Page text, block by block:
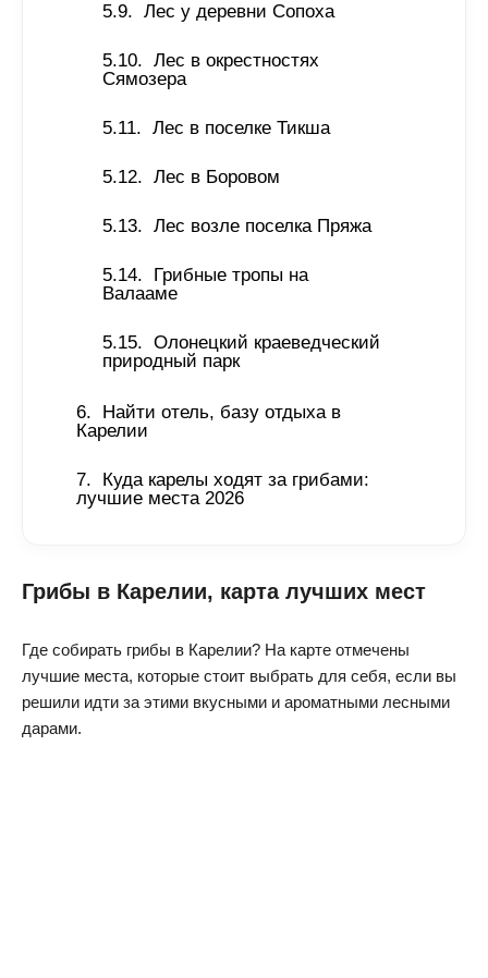
Лес у деревни Сопоха
Лес в окрестностях
Сямозера
Лес в поселке Тикша
Лес в Боровом
Лес возле поселка Пряжа
Грибные тропы на
Валааме
Олонецкий краеведческий
природный парк
Найти отель, базу отдыха в
Карелии
Куда карелы ходят за грибами:
лучшие места 2026
Грибы в Карелии, карта лучших мест
Где собирать грибы в Карелии? На карте отмечены
лучшие места, которые стоит выбрать для себя, если вы
решили идти за этими вкусными и ароматными лесными
дарами.